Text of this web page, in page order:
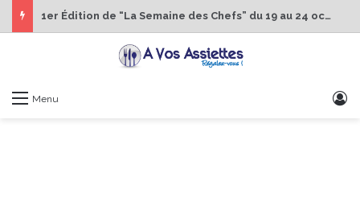
1er Édition de “La Semaine des Chefs” du 19 au 24 octobre 2026
Menu